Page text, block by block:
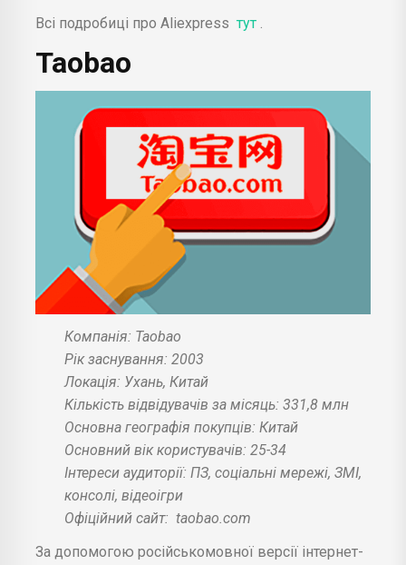
Всі подробиці про Aliexpress тут
Taobao
Компанія: Taobao
Рік заснування: 2003
Локація: Ухань, Китай
Кількість відвідувачів за місяць: 331,8 млн
Основна географія покупців: Китай
Основний вік користувачів: 25-34
Інтереси аудиторії: ПЗ, соціальні мережі, ЗМІ,
консолі, відеоігри
Офіційний сайт: taobao.com
За допомогою російськомовної версії інтернет-